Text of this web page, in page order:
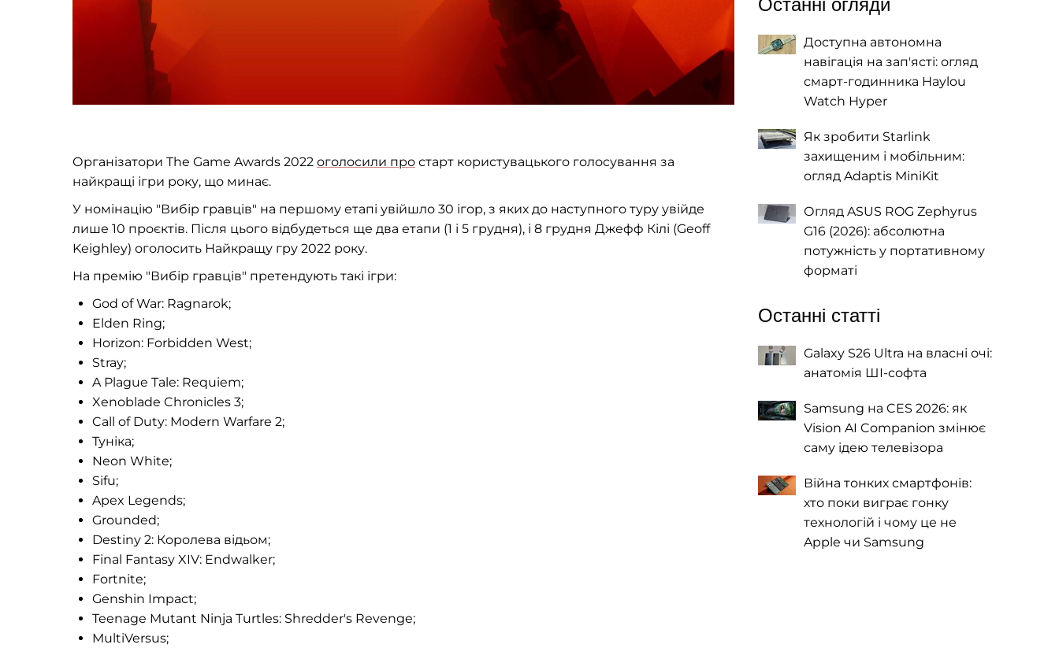
Організатори The Game Awards 2022 оголосили про старт користувацького голосування за
найкращі ігри року, що минає.
У номінацію "Вибір гравців" на першому етапі увійшло 30 ігор, з яких до наступного туру увійде
лише 10 проєктів. Після цього відбудеться ще два етапи (1 і 5 грудня), і 8 грудня Джефф Кілі (Geoff
Keighley) оголосить Найкращу гру 2022 року.
На премію "Вибір гравців" претендують такі ігри:
God of War: Ragnarok;
Elden Ring;
Horizon: Forbidden West;
Stray;
A Plague Tale: Requiem;
Xenoblade Chronicles 3;
Call of Duty: Modern Warfare 2;
Туніка;
Neon White;
Sifu;
Apex Legends;
Grounded;
Destiny 2: Королева відьом;
Final Fantasy XIV: Endwalker;
Fortnite;
Genshin Impact;
Teenage Mutant Ninja Turtles: Shredder's Revenge;
MultiVersus;
Останні огляди
Доступна автономна
навігація на зап'ясті: огляд
смарт-годинника Haylou
Watch Hyper
Як зробити Starlink
захищеним і мобільним:
огляд Adaptis MiniKit
Огляд ASUS ROG Zephyrus
G16 (2026): абсолютна
потужність у портативному
форматі
Останні статті
Galaxy S26 Ultra на власні очі:
анатомія ШІ-софта
Samsung на CES 2026: як
Vision AI Companion змінює
саму ідею телевізора
Війна тонких смартфонів:
хто поки виграє гонку
технологій і чому це не
Apple чи Samsung